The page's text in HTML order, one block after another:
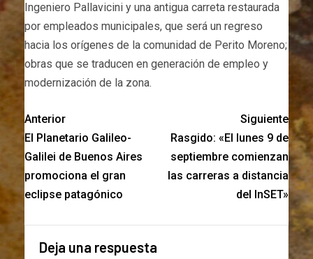
Ingeniero Pallavicini y una antigua carreta restaurada
por empleados municipales, que será un regreso
hacia los orígenes de la comunidad de Perito Moreno;
obras que se traducen en generación de empleo y
modernización de la zona.
Anterior
El Planetario Galileo-
Galilei de Buenos Aires
promociona el gran
eclipse patagónico
Siguiente
Rasgido: «El lunes 9 de
septiembre comienzan
las carreras a distancia
del InSET»
Deja una respuesta